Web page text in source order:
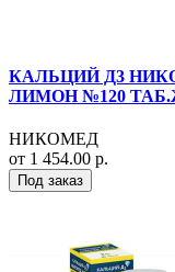
КАЛЬЦИЙ Д3
ЛИМОН №120
НИКОМЕД
от 1 454.00 р.
Под заказ